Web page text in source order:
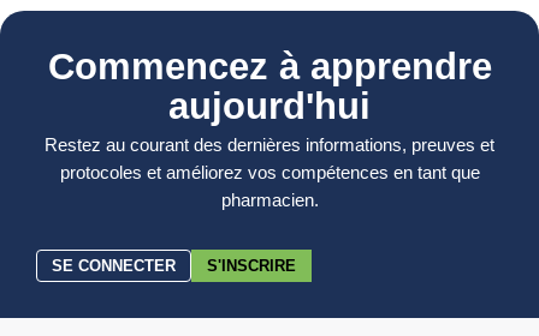
Commencez à apprendre
aujourd'hui
Restez au courant des dernières informations, preuves et
protocoles et améliorez vos compétences en tant que
pharmacien.
SE CONNECTER S'INSCRIRE